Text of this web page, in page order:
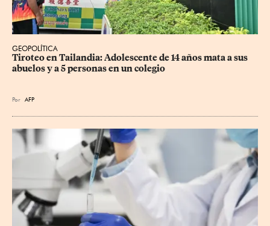
GEOPOLÍTICA
Tiroteo en Tailandia: Adolescente de 14 años mata a sus
abuelos y a 5 personas en un colegio
Por AFP